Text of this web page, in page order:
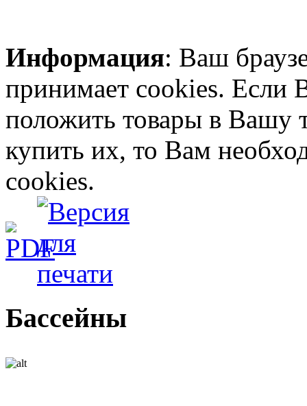
Информация: Ваш
принимает cookies. Если
положить товары в Вашу
купить их, то Вам
cookies.
Бассейны